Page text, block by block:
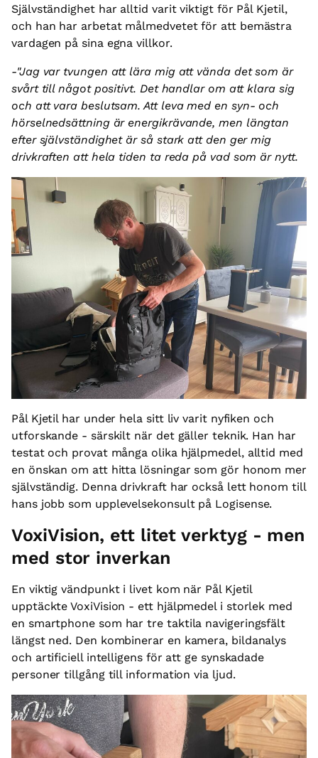
Självständighet har alltid varit viktigt för Pål Kjetil,
och han har arbetat målmedvetet för att bemästra
vardagen på sina egna villkor.
-"Jag var tvungen att lära mig att vända det som är
svårt till något positivt. Det handlar om att klara sig
och att vara beslutsam. Att leva med en syn- och
hörselnedsättning är energikrävande, men längtan
efter självständighet är så stark att den ger mig
drivkraften att hela tiden ta reda på vad som är nytt.
Pål Kjetil har under hela sitt liv varit nyfiken och
utforskande - särskilt när det gäller teknik. Han har
testat och provat många olika hjälpmedel, alltid med
en önskan om att hitta lösningar som gör honom mer
självständig. Denna drivkraft har också lett honom till
hans jobb som upplevelsekonsult på Logisense.
VoxiVision, ett litet verktyg - men
med stor inverkan
En viktig vändpunkt i livet kom när Pål Kjetil
upptäckte VoxiVision - ett hjälpmedel i storlek med
en smartphone som har tre taktila navigeringsfält
längst ned. Den kombinerar en kamera, bildanalys
och artificiell intelligens för att ge synskadade
personer tillgång till information via ljud.